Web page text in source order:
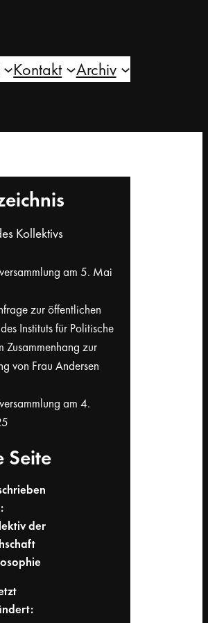
Kontakt Archiv
Kollektivs
am 5. Mai
zur öffentlichen
Instituts für Politische
Zusammenhang zur
von Frau Andersen
am 4.
Seite
der